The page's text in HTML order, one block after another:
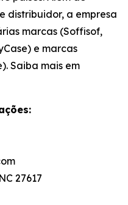
distribuidor, a empresa
marcas (Soffisof,
e marcas
Saiba mais em
27617